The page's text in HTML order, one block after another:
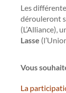
Les
dérouleront
(L’Alliance),
Lasse
Vous
La